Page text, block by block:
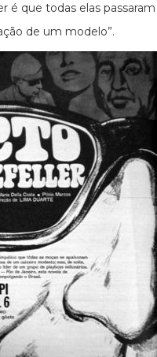
é que todas elas passaram
de um modelo”.